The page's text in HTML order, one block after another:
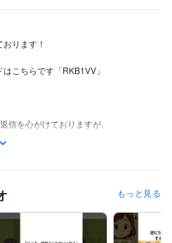
ります！
こちらです「RKB1VV」
信を心がけておりますが、
あります。
いです。
った場合
もっと見る